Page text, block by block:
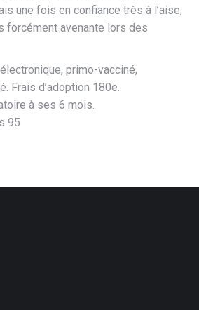
une fois en confiance très à l’aise,
forcément avenante lors des
primo-vacciné,
Frais d’adoption 180e.
à ses 6 mois.
95